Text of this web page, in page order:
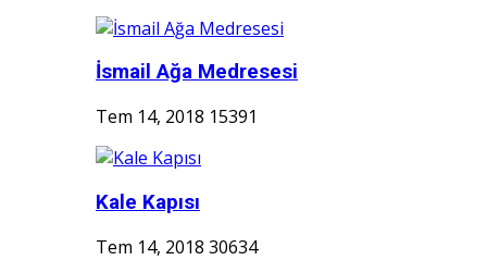
İsmail Ağa Medresesi
Tem 14, 2018 15391
Kale Kapısı
Tem 14, 2018 30634